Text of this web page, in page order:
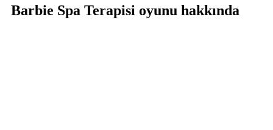
Barbie Spa Terapisi oyunu hakkında